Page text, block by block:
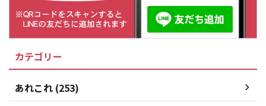
カテゴリー
あれこれ (253)